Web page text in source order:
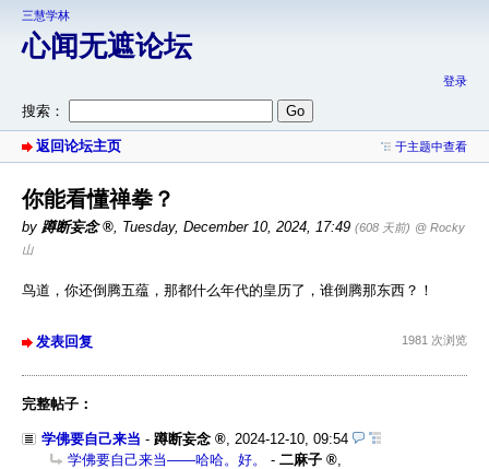
三慧学林
心闻无遮论坛
登录
搜索：
返回论坛主页 于主题中查看
你能看懂禅拳？
by 蹲断妄念 , Tuesday, December 10, 2024, 17:49 (608 天前) @ Rocky
山
鸟道，你还倒腾五蕴，那都什么年代的皇历了，谁倒腾那东西？！
发表回复 1981 次浏览
完整帖子：
学佛要自己来当 - 蹲断妄念
2024-12-10, 09:54
学佛要自己来当——哈哈。好。
- 二麻子